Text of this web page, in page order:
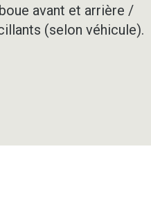
avant et arrière /
(selon véhicule).